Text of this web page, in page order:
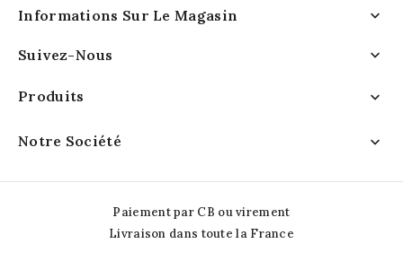
Informations Sur Le Magasin 
Suivez-Nous 
Produits 
Notre Société 
Paiement par CB ou virement
Livraison dans toute la France